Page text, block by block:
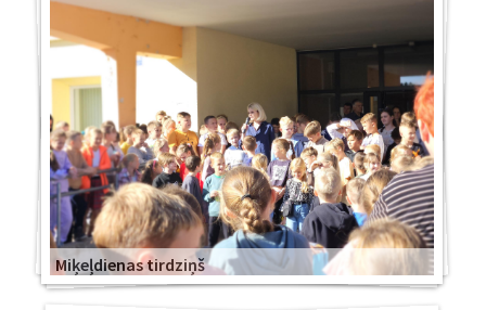
Miķeļdienas tirdziņš